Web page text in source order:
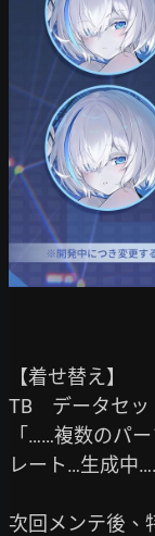
【着せ替え】
TB　データセ
「……複数のパ
レート…生成中
次回メンテ後、